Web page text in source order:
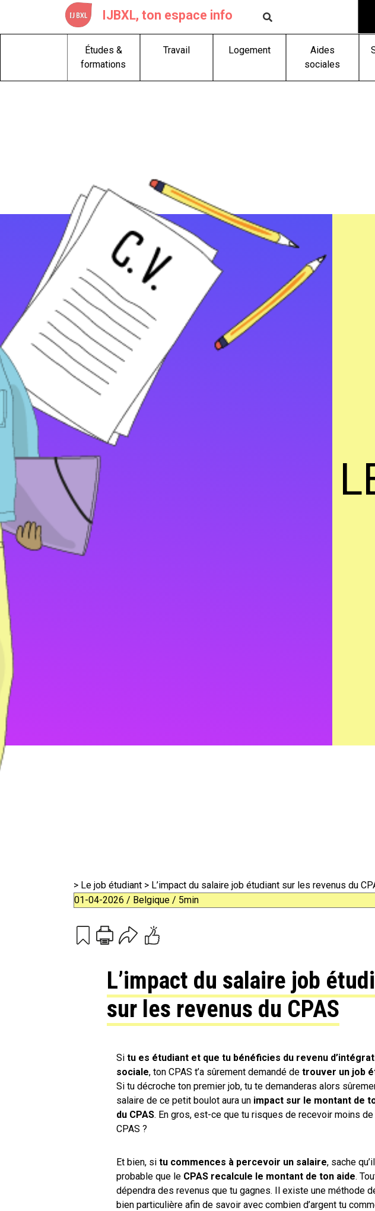
content
IJBXL, ton espace info
Études &
formations
Travail Logement
Aides
sociales
> Le job étudiant > L’impact du salaire job étudiant sur les revenus du
01-04-2026 / Belgique / 5min
PrintEmail
L’impact du salaire job
sur les revenus du CPAS
Si tu es étudiant et que tu bénéficies du revenu
sociale, ton CPAS t’a sûrement demandé de trouver un job
Si tu décroche ton premier job, tu te demanderas alors
salaire de ce petit boulot aura un impact sur le montant de
du CPAS. En gros, est-ce que tu risques de recevoir moins de
CPAS ?
Et bien, si tu commences à percevoir un salaire, sache
probable que le CPAS recalcule le montant de ton aide.
dépendra des revenus que tu gagnes. Il existe une méthode
bien particulière afin de savoir avec combien d’argent tu